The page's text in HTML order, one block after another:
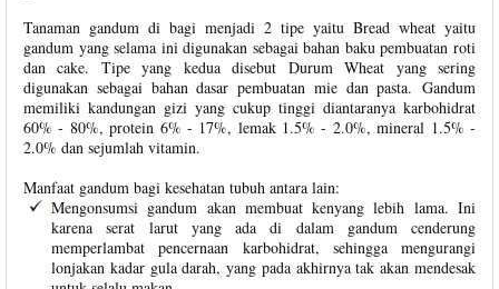
Tanaman gandum di bagi menjadi 2 tipe yaitu Bread wheat yaitu
gandum yang selama ini digunakan sebagai bahan baku pembuatan roti
dan cake. Tipe yang kedua disebut Durum Wheat yang sering
digunakan sebagai bahan dasar pembuatan mie dan pasta. Gandum
memiliki kandungan gizi yang cukup tinggi diantaranya karbohidrat
60% - 80%, protein 6% - 17%, lemak 1.5% - 2.0%, mineral 1.5% -
2.0% dan sejumlah vitamin.
Manfaat gandum bagi kesehatan tubuh antara lain:
Mengonsumsi gandum akan membuat kenyang lebih lama. Ini
karena serat larut yang ada di dalam gandum cenderung
memperlambat pencernaan karbohidrat, sehingga mengurangi
lonjakan kadar gula darah, yang pada akhirnya tak akan mendesak